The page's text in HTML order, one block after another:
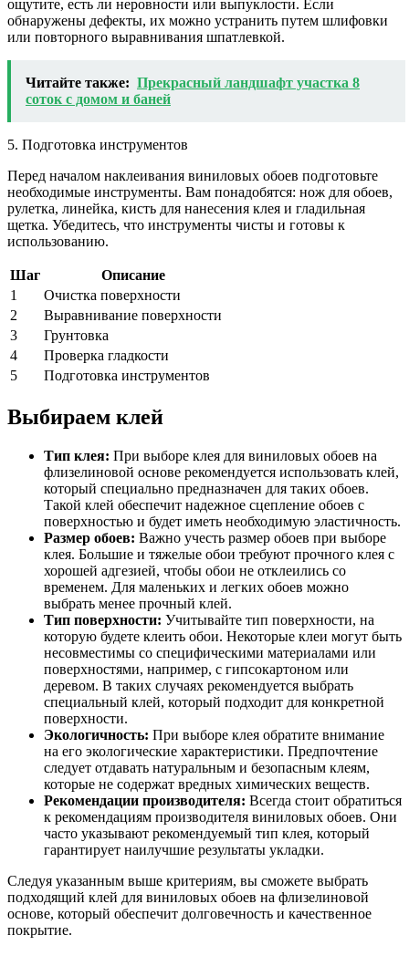
ощутите, есть ли неровности или выпуклости. Если
обнаружены дефекты, их можно устранить путем шлифовки
или повторного выравнивания шпатлевкой.
Читайте также: Прекрасный ландшафт участка 8
соток с домом и баней
5. Подготовка инструментов
Перед началом наклеивания виниловых обоев подготовьте
необходимые инструменты. Вам понадобятся: нож для обоев,
рулетка, линейка, кисть для нанесения клея и гладильная
щетка. Убедитесь, что инструменты чисты и готовы к
использованию.
Шаг
Описание
1
Очистка поверхности
2
Выравнивание поверхности
3
Грунтовка
4
Проверка гладкости
5
Подготовка инструментов
Выбираем клей
Тип клея: При выборе клея для виниловых обоев на
флизелиновой основе рекомендуется использовать клей,
который специально предназначен для таких обоев.
Такой клей обеспечит надежное сцепление обоев с
поверхностью и будет иметь необходимую эластичность.
Размер обоев: Важно учесть размер обоев при выборе
клея. Большие и тяжелые обои требуют прочного клея с
хорошей адгезией, чтобы обои не отклеились со
временем. Для маленьких и легких обоев можно
выбрать менее прочный клей.
Тип поверхности: Учитывайте тип поверхности, на
которую будете клеить обои. Некоторые клеи могут быть
несовместимы со специфическими материалами или
поверхностями, например, с гипсокартоном или
деревом. В таких случаях рекомендуется выбрать
специальный клей, который подходит для конкретной
поверхности.
Экологичность: При выборе клея обратите внимание
на его экологические характеристики. Предпочтение
следует отдавать натуральным и безопасным клеям,
которые не содержат вредных химических веществ.
Рекомендации производителя: Всегда стоит обратиться
к рекомендациям производителя виниловых обоев. Они
часто указывают рекомендуемый тип клея, который
гарантирует наилучшие результаты укладки.
Следуя указанным выше критериям, вы сможете выбрать
подходящий клей для виниловых обоев на флизелиновой
основе, который обеспечит долговечность и качественное
покрытие.